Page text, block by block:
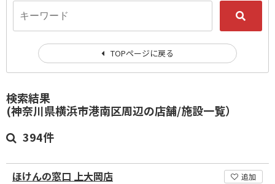
検索結果
(神奈川県横浜市港南区周辺の店舗/施設一覧）
394件
ほけんの窓口 上大岡店 追加
TOPページに戻る